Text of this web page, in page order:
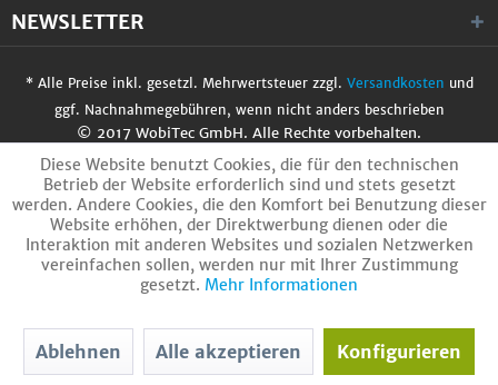
NEWSLETTER
* Alle Preise inkl. gesetzl. Mehrwertsteuer zzgl. Versandkosten und
ggf. Nachnahmegebühren, wenn nicht anders beschrieben
© 2017 WobiTec GmbH. Alle Rechte vorbehalten.
Diese Website benutzt Cookies, die für den technischen
Betrieb der Website erforderlich sind und stets gesetzt
werden. Andere Cookies, die den Komfort bei Benutzung dieser
Website erhöhen, der Direktwerbung dienen oder die
Interaktion mit anderen Websites und sozialen Netzwerken
vereinfachen sollen, werden nur mit Ihrer Zustimmung
gesetzt. Mehr Informationen
Ablehnen Alle akzeptieren Konfigurieren